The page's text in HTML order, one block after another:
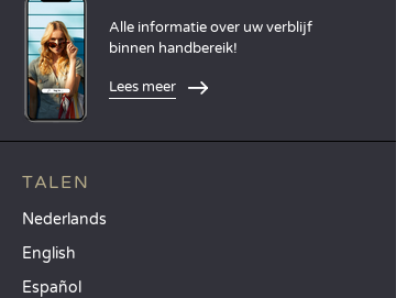
Alle informatie over uw verblijf
binnen handbereik!
Lees meer
TALEN
Nederlands
English
Español